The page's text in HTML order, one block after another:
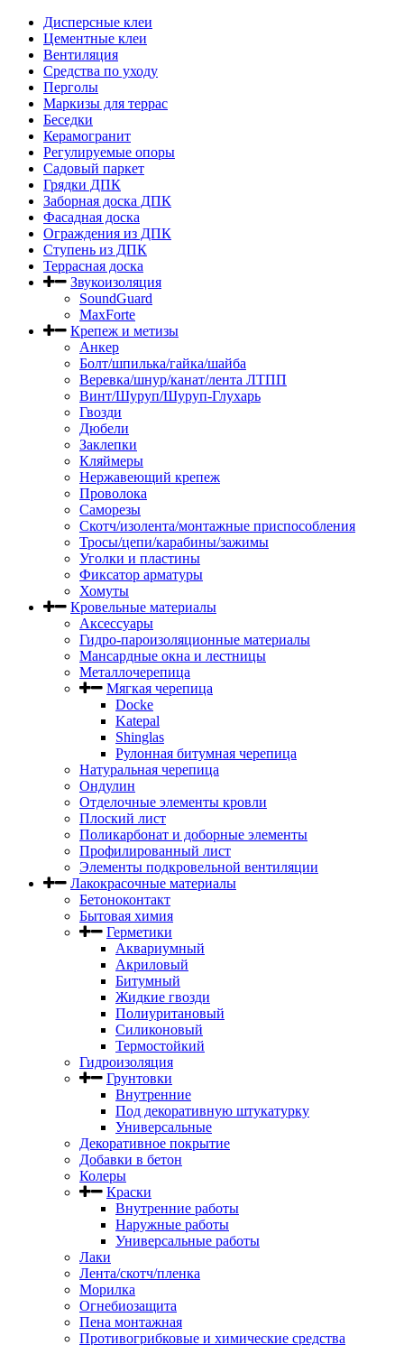
Дисперсные клеи
Цементные клеи
Вентиляция
Средства по уходу
Перголы
Маркизы для террас
Беседки
Керамогранит
Регулируемые опоры
Садовый паркет
Грядки ДПК
Заборная доска ДПК
Фасадная доска
Ограждения из ДПК
Ступень из ДПК
Террасная доска
Звукоизоляция
SoundGuard
MaxForte
Крепеж и метизы
Анкер
Болт/шпилька/гайка/шайба
Веревка/шнур/канат/лента ЛТПП
Винт/Шуруп/Шуруп-Глухарь
Гвозди
Дюбели
Заклепки
Кляймеры
Нержавеющий крепеж
Проволока
Саморезы
Скотч/изолента/монтажные приспособления
Тросы/цепи/карабины/зажимы
Уголки и пластины
Фиксатор арматуры
Хомуты
Кровельные материалы
Аксессуары
Гидро-пароизоляционные материалы
Мансардные окна и лестницы
Металлочерепица
Мягкая черепица
Docke
Katepal
Shinglas
Рулонная битумная черепица
Натуральная черепица
Ондулин
Отделочные элементы кровли
Плоский лист
Поликарбонат и доборные элементы
Профилированный лист
Элементы подкровельной вентиляции
Лакокрасочные материалы
Бетоноконтакт
Бытовая химия
Герметики
Аквариумный
Акриловый
Битумный
Жидкие гвозди
Полиуритановый
Силиконовый
Термостойкий
Гидроизоляция
Грунтовки
Внутренние
Под декоративную штукатурку
Универсальные
Декоративное покрытие
Добавки в бетон
Колеры
Краски
Внутренние работы
Наружные работы
Универсальные работы
Лаки
Лента/скотч/пленка
Морилка
Огнебиозащита
Пена монтажная
Противогрибковые и химические средства